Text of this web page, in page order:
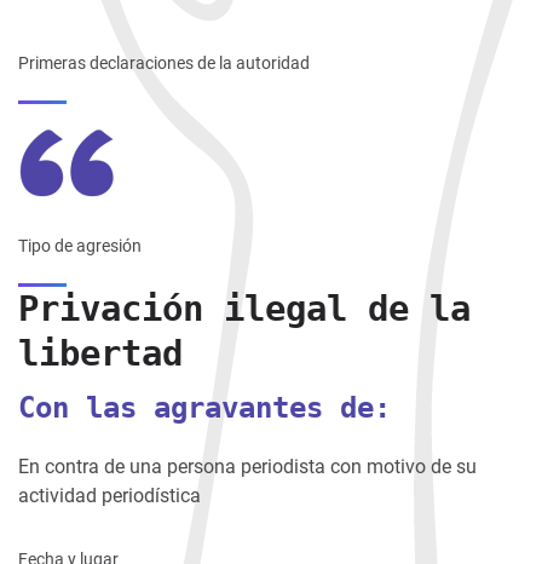
Primeras declaraciones de la autoridad
Tipo de agresión
Privación ilegal de la
libertad
Con las agravantes de:
En contra de una persona periodista con motivo de su
actividad periodística
Fecha y lugar